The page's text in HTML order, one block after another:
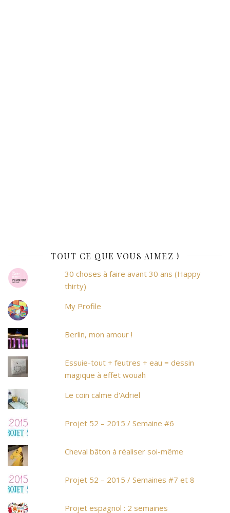
TOUT CE QUE VOUS AIMEZ !
30 choses à faire avant 30 ans (Happy
thirty)
My Profile
Berlin, mon amour !
Essuie-tout + feutres + eau = dessin
magique à effet wouah
Le coin calme d'Adriel
Projet 52 – 2015 / Semaine #6
Cheval bâton à réaliser soi-même
Projet 52 – 2015 / Semaines #7 et 8
Projet espagnol : 2 semaines